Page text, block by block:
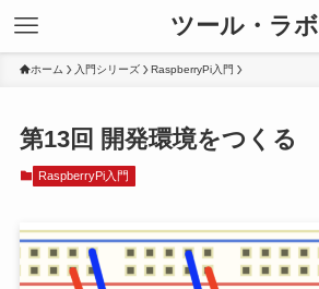
ツール・ラボ
ホーム 入門シリーズ RaspberryPi入門
第13回 開発環境をつくる
RaspberryPi入門